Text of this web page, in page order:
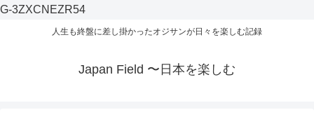
G-3ZXCNEZR54
人生も終盤に差し掛かったオジサンが日々を楽しむ記録
Japan Field 〜日本を楽しむ